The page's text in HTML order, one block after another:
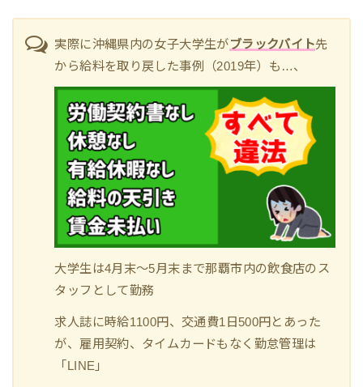
実際に沖縄県内の女子大学生がブラックバイト先
から給料を取り戻した事例（2019年）も…、
大学生は4月末～5月末まで那覇市内の飲食店のス
タッフとして勤務
求人誌に時給1100円、交通費1日500円とあった
が、雇用契約、タイムカードもなく勤怠管理は
「LINE」